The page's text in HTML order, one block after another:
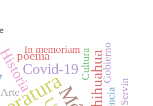
Chihuahua
Covid-19
poema Cultura
Arte
Gobierno
In memoriam